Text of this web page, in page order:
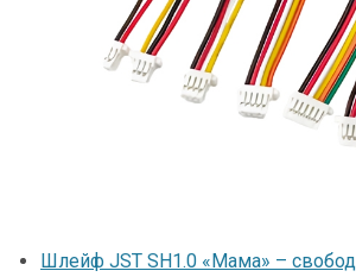
Шлейф JST SH1.0 «Мама» –